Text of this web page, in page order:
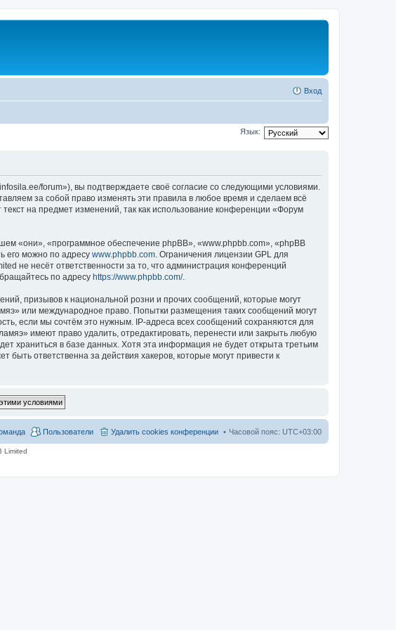
Вход
Язык:
forum»), вы подтверждаете своё согласие со следующими условиями.
за собой право изменять эти правила в любое время и сделаем всё
на предмет изменений, так как использование конференции «Форум
«они», «программное обеспечение phpBB», «www.phpbb.com», «phpBB
его можно по адресу www.phpbb.com. Ограничения лицензии GPL для
не несёт ответственности за то, что администрация конференций
по адресу https://www.phpbb.com/.
призывов к национальной розни и прочих сообщений, которые могут
или международное право. Попытки размещения таких сообщений могут
если мы сочтём это нужным. IP-адреса всех сообщений сохраняются для
имеют право удалить, отредактировать, перенести или закрыть любую
храниться в базе данных. Хотя эта информация не будет открыта третьим
ответственна за действия хакеров, которые могут привести к
Часовой пояс: UTC+03:00
Удалить cookies конференции
Пользователи
Limited